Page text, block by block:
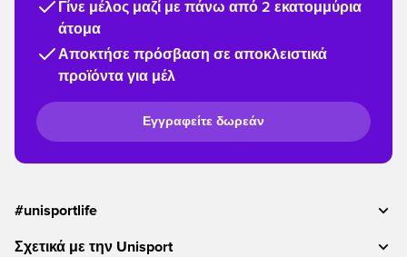
Γίνε μέλος μαζί με πάνω από 2 εκατομμύρια
άτομα
Αποκτήσε πρόσβαση σε αποκλειστικά
προϊόντα για μέλ
Εγγραφείτε δωρεάν
#unisportlife
Σχετικά με την Unisport